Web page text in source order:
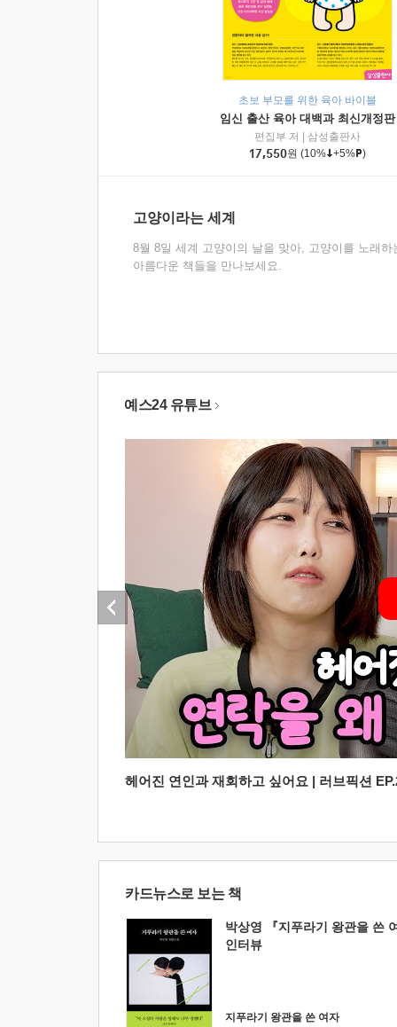
초보 부모를 위한 육아 바이블
임신 출산 육아 대백과 최신개정판
편집부 저
삼성출판사
17,550원 (10% +5% )
고양이라는 세계
8월 8일 세계 고양이의 날을 맞아, 고양이를 노래하
아름다운 책들을 만나보세요.
예스24 유튜브
헤어진 연인과 재회하고 싶어요 | 러브픽션
카드뉴스로 보는 책
박상영 『지푸라기 왕관을 쓴
인터뷰
지푸라기 왕관을 쓴 여자